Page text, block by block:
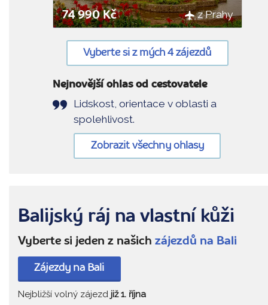
74 990 Kč z Prahy
Vyberte si z mých 4 zájezdů
Nejnovější ohlas od cestovatele
Lidskost, orientace v oblasti a
spolehlivost.
Zobrazit všechny ohlasy
Balijský ráj na vlastní kůži
Vyberte si jeden z našich zájezdů na Bali
Zájezdy na Bali
Nejbližší volný zájezd již 1. října